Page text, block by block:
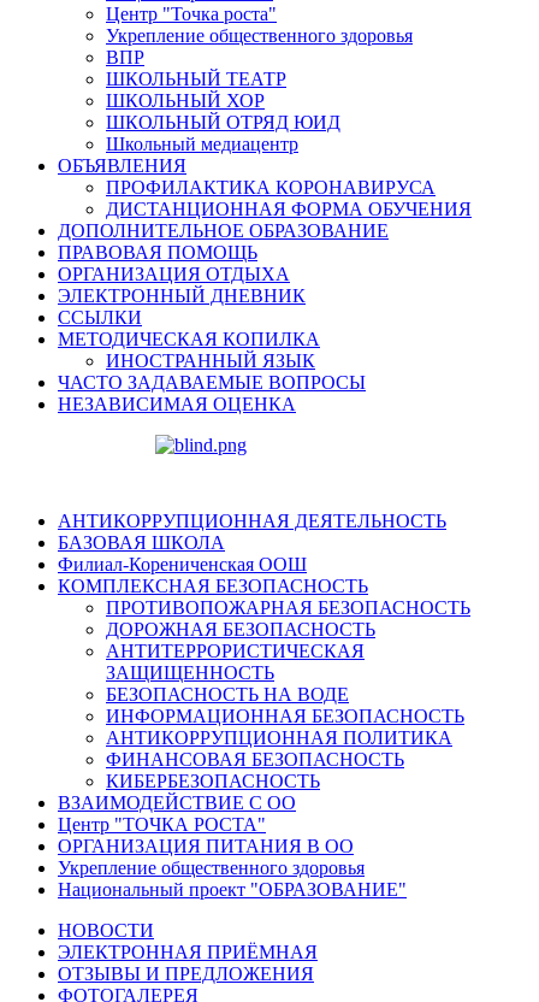
Центр "Точка роста"
Укрепление общественного здоровья
ВПР
ШКОЛЬНЫЙ ТЕАТР
ШКОЛЬНЫЙ ХОР
ШКОЛЬНЫЙ ОТРЯД ЮИД
Школьный медиацентр
ОБЪЯВЛЕНИЯ
ПРОФИЛАКТИКА КОРОНАВИРУСА
ДИСТАНЦИОННАЯ ФОРМА ОБУЧЕНИЯ
ДОПОЛНИТЕЛЬНОЕ ОБРАЗОВАНИЕ
ПРАВОВАЯ ПОМОЩЬ
ОРГАНИЗАЦИЯ ОТДЫХА
ЭЛЕКТРОННЫЙ ДНЕВНИК
ССЫЛКИ
МЕТОДИЧЕСКАЯ КОПИЛКА
ИНОСТРАННЫЙ ЯЗЫК
ЧАСТО ЗАДАВАЕМЫЕ ВОПРОСЫ
НЕЗАВИСИМАЯ ОЦЕНКА
АНТИКОРРУПЦИОННАЯ ДЕЯТЕЛЬНОСТЬ
БАЗОВАЯ ШКОЛА
Филиал-Корениченская ООШ
КОМПЛЕКСНАЯ БЕЗОПАСНОСТЬ
ПРОТИВОПОЖАРНАЯ БЕЗОПАСНОСТЬ
ДОРОЖНАЯ БЕЗОПАСНОСТЬ
АНТИТЕРРОРИСТИЧЕСКАЯ
ЗАЩИЩЕННОСТЬ
БЕЗОПАСНОСТЬ НА ВОДЕ
ИНФОРМАЦИОННАЯ БЕЗОПАСНОСТЬ
АНТИКОРРУПЦИОННАЯ ПОЛИТИКА
ФИНАНСОВАЯ БЕЗОПАСНОСТЬ
КИБЕРБЕЗОПАСНОСТЬ
ВЗАИМОДЕЙСТВИЕ С ОО
Центр "ТОЧКА РОСТА"
ОРГАНИЗАЦИЯ ПИТАНИЯ В ОО
Укрепление общественного здоровья
Национальный проект "ОБРАЗОВАНИЕ"
НОВОСТИ
ЭЛЕКТРОННАЯ ПРИЁМНАЯ
ОТЗЫВЫ И ПРЕДЛОЖЕНИЯ
ФОТОГАЛЕРЕЯ